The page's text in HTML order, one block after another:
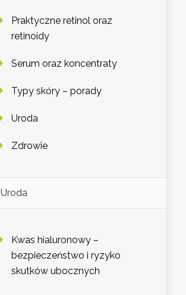
Praktyczne retinol oraz
retinoidy
Serum oraz koncentraty
Typy skóry – porady
Uroda
Zdrowie
Uroda
Kwas hialuronowy –
bezpieczeństwo i ryzyko
skutków ubocznych